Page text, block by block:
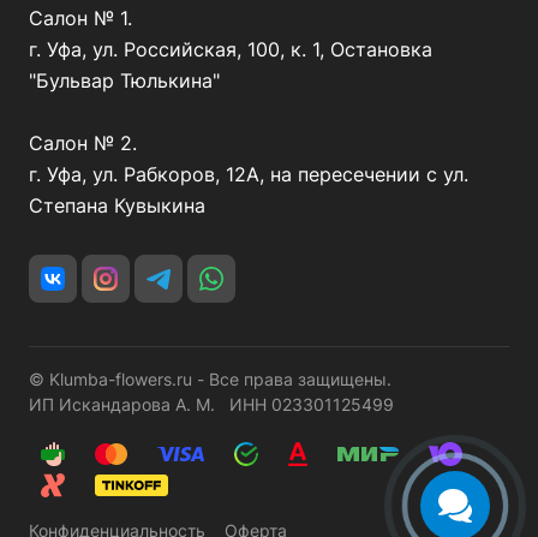
Салон № 1.
г. Уфа, ул. Российская, 100, к. 1, Остановка
"Бульвар Тюлькина"
Салон № 2.
г. Уфа, ул. Рабкоров, 12А, на пересечении с ул.
Степана Кувыкина
© Klumba-flowers.ru - Все права защищены.
ИП Искандарова А. М. ИНН 023301125499
Конфиденциальность Оферта